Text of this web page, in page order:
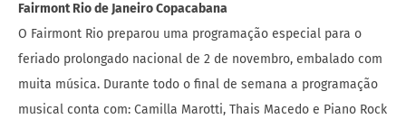
Fairmont Rio de Janeiro Copacabana
O Fairmont Rio preparou uma programação especial para o
feriado prolongado nacional de 2 de novembro, embalado com
muita música. Durante todo o final de semana a programação
musical conta com: Camilla Marotti, Thais Macedo e Piano Rock